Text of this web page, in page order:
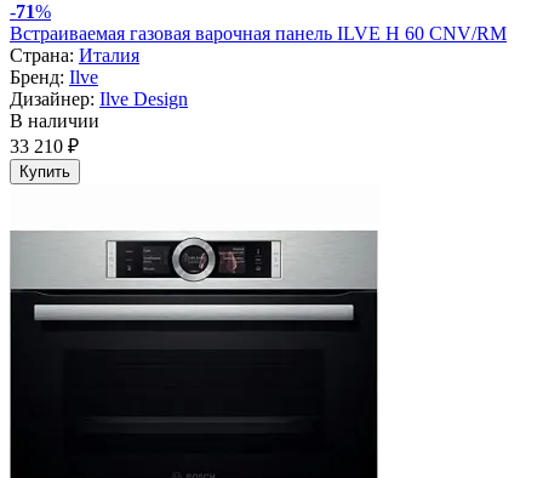
-71%
Встраиваемая газовая варочная панель ILVE H 60 CNV/RM
Страна: Италия
Бренд: Ilve
Дизайнер: Ilve Design
В наличии
33 210 ₽
Купить